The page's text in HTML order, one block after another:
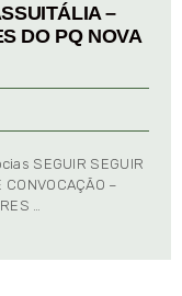
–
DO PQ NOVA
SEGUIR SEGUIR
–
…